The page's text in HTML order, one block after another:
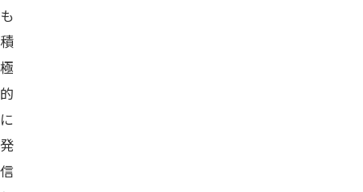
も
積
極
的
に
発
信